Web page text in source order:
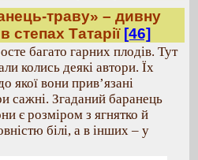
траву» – дивну
Татарії [46]
багато гарних плодів. Тут
колись деякі автори. Їх
якої вони прив’язані
Згаданий баранець
є розміром з ягнятко й
білі, а в інших – у